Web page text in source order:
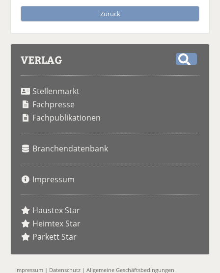
Zurück
VERLAG
Stellenmarkt
Fachpresse
Fachpublikationen
Branchendatenbank
Impressum
Haustex Star
Heimtex Star
Parkett Star
Impressum | Datenschutz |Allgemeine Geschäftsbedingungen